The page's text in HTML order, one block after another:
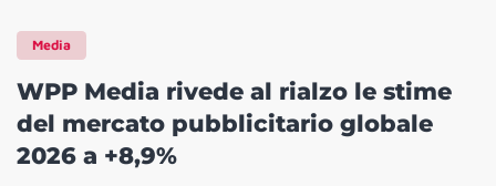
Media
WPP Media rivede al rialzo le stime
del mercato pubblicitario globale
2026 a +8,9%